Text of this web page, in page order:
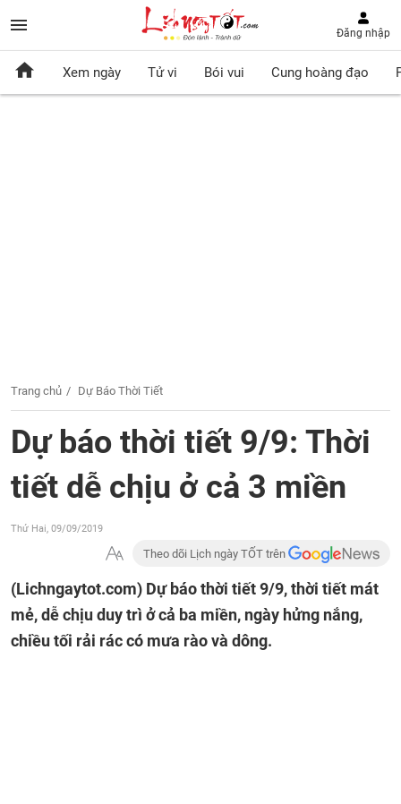
Đăng nhập
Xem ngày Tử vi Bói vui Cung hoàng đạo
Trang chủ Dự Báo Thời Tiết
Dự báo thời tiết 9/9: Thời
tiết dễ chịu ở cả 3 miền
Thứ Hai, 09/09/2019
Theo dõi Lịch ngày TỐT trên
(Lichngaytot.com) Dự báo thời tiết 9/9, thời tiết mát
mẻ, dễ chịu duy trì ở cả ba miền, ngày hửng nắng,
chiều tối rải rác có mưa rào và dông.